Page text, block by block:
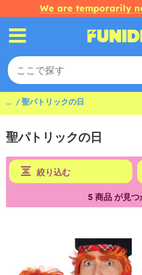
We are temporarily
... 聖パトリックの日
聖パトリックの日
絞り込む
5 商品 が見つ